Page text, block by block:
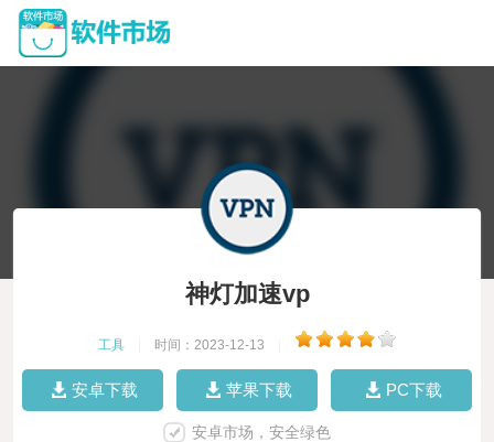
神灯加速vp
工具 时间：2023-12-13
安卓下载 苹果下载 PC下载
安卓市场，安全绿色